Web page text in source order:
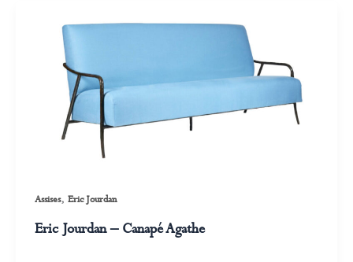
Assises, Eric Jourdan
Eric Jourdan – Canapé Agathe